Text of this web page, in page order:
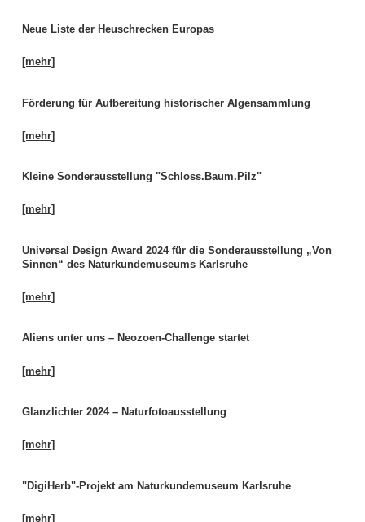
Neue Liste der Heuschrecken Europas
[mehr]
Förderung für Aufbereitung historischer Algensammlung
[mehr]
Kleine Sonderausstellung "Schloss.Baum.Pilz"
[mehr]
Universal Design Award 2024 für die Sonderausstellung „Von
Sinnen“ des Naturkundemuseums Karlsruhe
[mehr]
Aliens unter uns – Neozoen-Challenge startet
[mehr]
Glanzlichter 2024 – Naturfotoausstellung
[mehr]
"DigiHerb"-Projekt am Naturkundemuseum Karlsruhe
[mehr]